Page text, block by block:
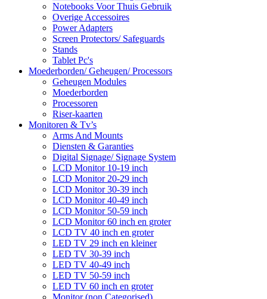
Notebooks Voor Thuis Gebruik
Overige Accessoires
Power Adapters
Screen Protectors/ Safeguards
Stands
Tablet Pc's
Moederborden/ Geheugen/ Processors
Geheugen Modules
Moederborden
Processoren
Riser-kaarten
Monitoren & Tv’s
Arms And Mounts
Diensten & Garanties
Digital Signage/ Signage System
LCD Monitor 10-19 inch
LCD Monitor 20-29 inch
LCD Monitor 30-39 inch
LCD Monitor 40-49 inch
LCD Monitor 50-59 inch
LCD Monitor 60 inch en groter
LCD TV 40 inch en groter
LED TV 29 inch en kleiner
LED TV 30-39 inch
LED TV 40-49 inch
LED TV 50-59 inch
LED TV 60 inch en groter